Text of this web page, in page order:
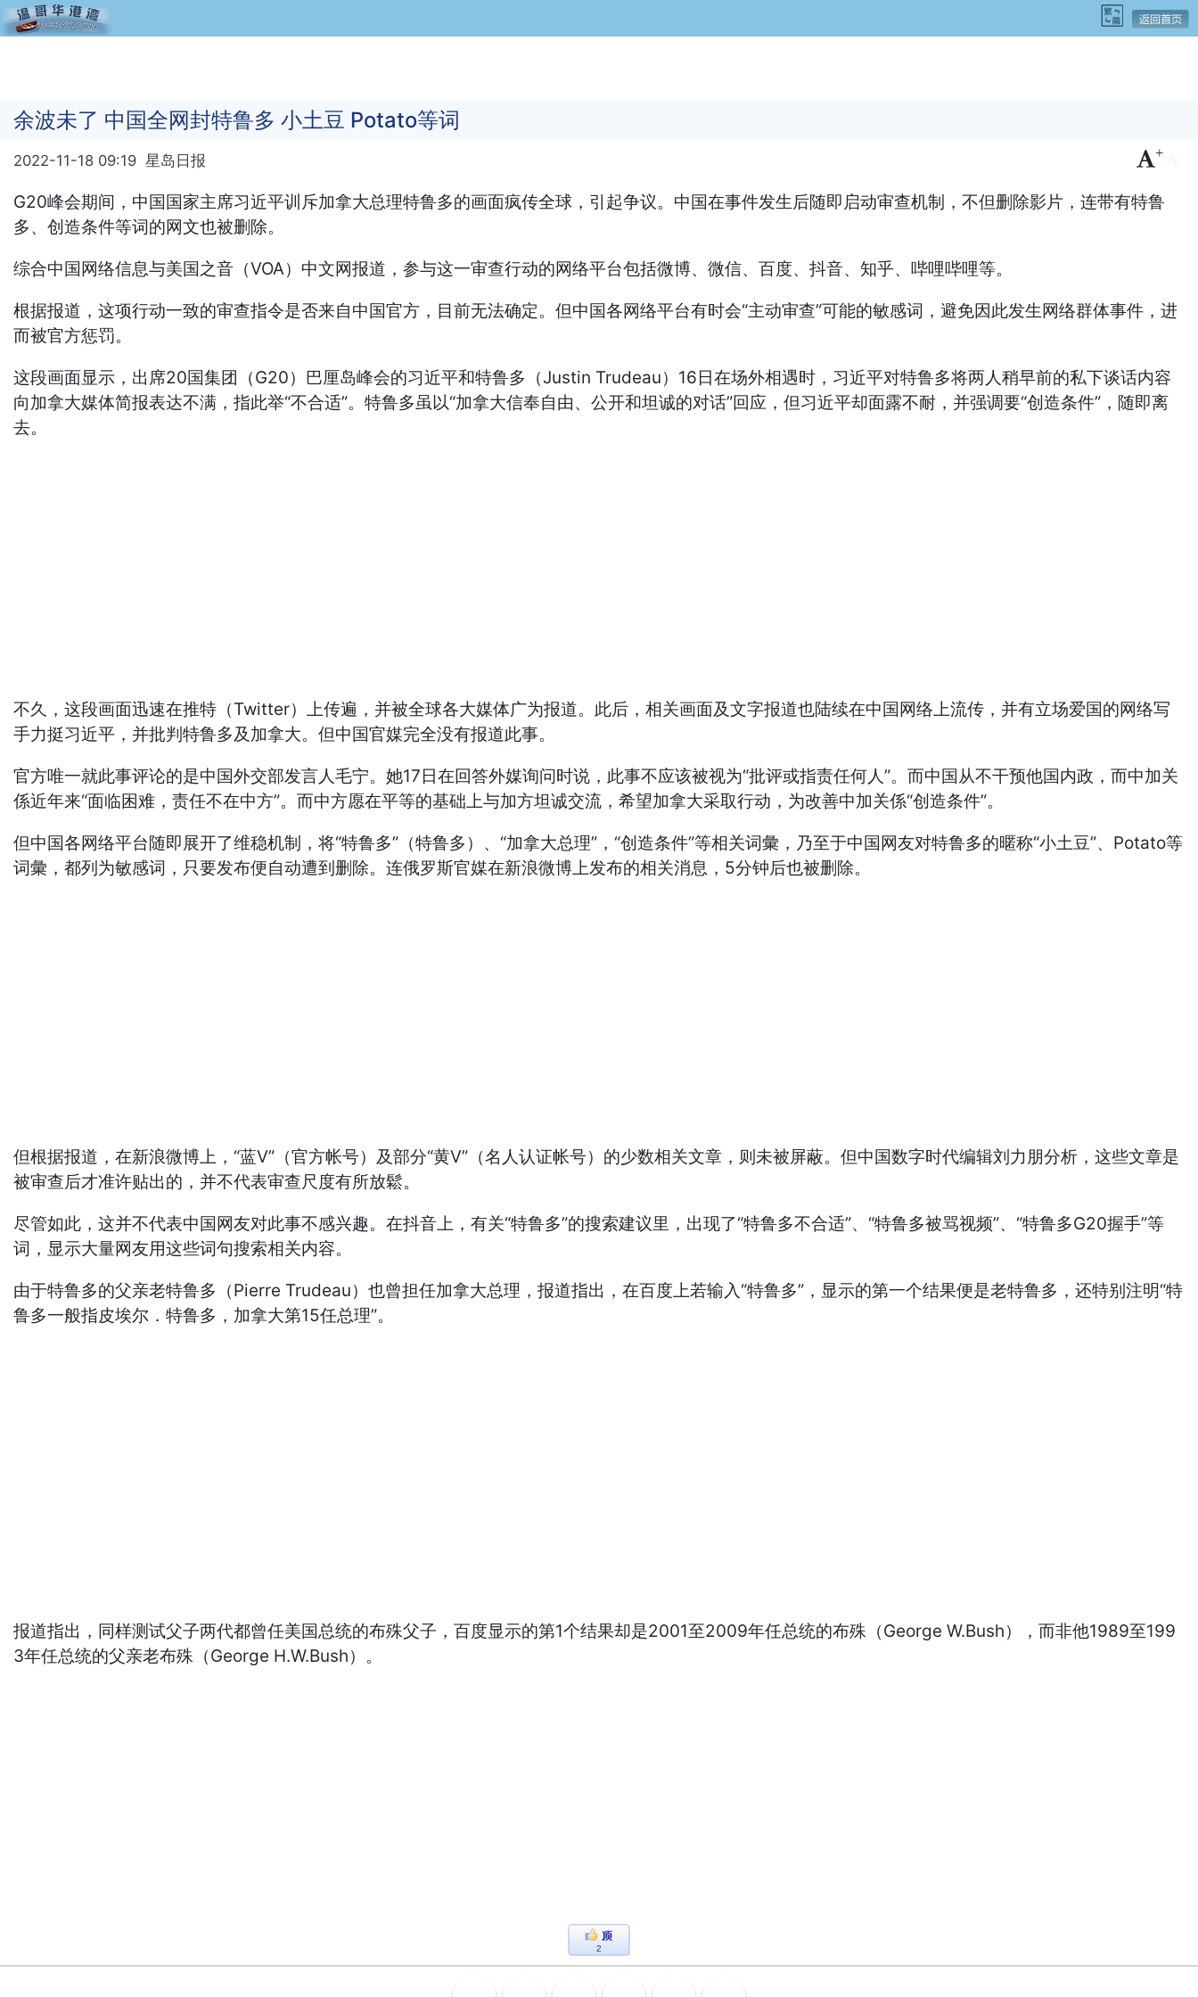
余波未了 中国全网封特鲁多 小土豆 Potato等词
2022-11-18 09:19 星岛日报 +
G20峰会期间，中国国家主席习近平训斥加拿大总理特鲁多的画面疯传全球，引起争议。中国在事件发生后随即启动审查机制，不但删除影片，连带有特鲁
多、创造条件等词的网文也被删除。
综合中国网络信息与美国之音（VOA）中文网报道，参与这一审查行动的网络平台包括微博、微信、百度、抖音、知乎、哔哩哔哩等。
根据报道，这项行动一致的审查指令是否来自中国官方，目前无法确定。但中国各网络平台有时会“主动审查”可能的敏感词，避免因此发生网络群体事件，进
而被官方惩罚。
这段画面显示，出席20国集团（G20）巴厘岛峰会的习近平和特鲁多（Justin Trudeau）16日在场外相遇时，习近平对特鲁多将两人稍早前的私下谈话内容
向加拿大媒体简报表达不满，指此举“不合适”。特鲁多虽以“加拿大信奉自由、公开和坦诚的对话”回应，但习近平却面露不耐，并强调要“创造条件”，随即离
去。
不久，这段画面迅速在推特（Twitter）上传遍，并被全球各大媒体广为报道。此后，相关画面及文字报道也陆续在中国网络上流传，并有立场爱国的网络写
手力挺习近平，并批判特鲁多及加拿大。但中国官媒完全没有报道此事。
官方唯一就此事评论的是中国外交部发言人毛宁。她17日在回答外媒询问时说，此事不应该被视为“批评或指责任何人”。而中国从不干预他国内政，而中加关
係近年来“面临困难，责任不在中方”。而中方愿在平等的基础上与加方坦诚交流，希望加拿大采取行动，为改善中加关係“创造条件”。
但中国各网络平台随即展开了维稳机制，将“特鲁多”（特鲁多）、“加拿大总理”，“创造条件”等相关词彙，乃至于中国网友对特鲁多的暱称“小土豆”、Potato等
词彙，都列为敏感词，只要发布便自动遭到删除。连俄罗斯官媒在新浪微博上发布的相关消息，5分钟后也被删除。
但根据报道，在新浪微博上，“蓝V”（官方帐号）及部分“黄V”（名人认证帐号）的少数相关文章，则未被屏蔽。但中国数字时代编辑刘力朋分析，这些文章是
被审查后才准许贴出的，并不代表审查尺度有所放鬆。
尽管如此，这并不代表中国网友对此事不感兴趣。在抖音上，有关“特鲁多”的搜索建议里，出现了“特鲁多不合适”、“特鲁多被骂视频”、“特鲁多G20握手”等
词，显示大量网友用这些词句搜索相关内容。
由于特鲁多的父亲老特鲁多（Pierre Trudeau）也曾担任加拿大总理，报道指出，在百度上若输入“特鲁多”，显示的第一个结果便是老特鲁多，还特别注明“特
鲁多一般指皮埃尔．特鲁多，加拿大第15任总理”。
报道指出，同样测试父子两代都曾任美国总统的布殊父子，百度显示的第1个结果却是2001至2009年任总统的布殊（George W.Bush），而非他1989至199
3年任总统的父亲老布殊（George H.W.Bush）。
2